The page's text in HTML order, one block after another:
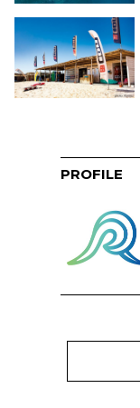
PROFILE